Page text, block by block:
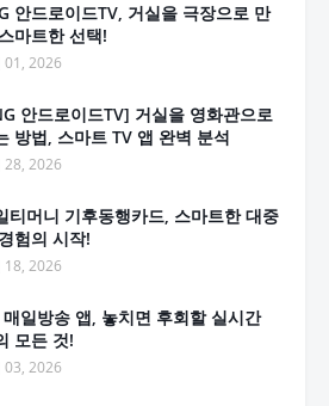
안드로이드TV, 거실을 극장으로 만
마트한 선택!
01, 2026
안드로이드TV] 거실을 영화관으로
방법, 스마트 TV 앱 완벽 분석
28, 2026
티머니 기후동행카드, 스마트한 대중
험의 시작!
18, 2026
일방송 앱, 놓치면 후회할 실시간
모든 것!
03, 2026